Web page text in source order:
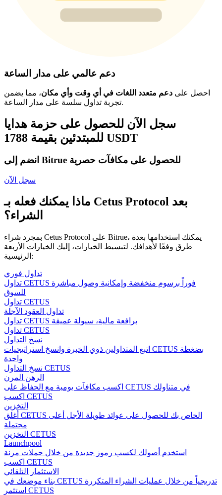
دعم عالمي على مدار الساعة
احصل على دعم متعدد اللغات في أي وقت وأي مكان، مما يضمن
تجربة تداول سلسة على مدار الساعة.
سجل الآن للحصول على حزمة هدايا
للمبتدئين بقيمة 1788 USDT
انضم إلى Bitrue للحصول على مكافآت حصرية
سجل الآن
ماذا يمكنك فعله بـ Cetus Protocol بعد
الشراء؟
بمجرد شراء Cetus Protocol على Bitrue، يمكنك استخدامها بعدة
طرق وفقًا لأهدافك. لتبسيط الخيارات، إليك الخيارات الأربعة
الرئيسية:
تداول فوري
تداول CETUS فوراً برسوم منخفضة وإمكانية وصول مباشرة
للسوق
تداول CETUS
تداول العقود الآجلة
تداول CETUS برافعة مالية، سيولة عميقة
تداول CETUS
نسخ التداول
اتبع المتداولين ذوي الخبرة وانسخ استراتيجيات CETUS بضغطة
واحدة
نسخ التداول CETUS
الرهن المرن
اكسب مكافآت يومية مع الحفاظ على CETUS في متناولك
اكسب CETUS
التخزين
أغلق CETUS الخاص بك للحصول على عوائد طويلة الأجل أعلى
محتملة
التخزين CETUS
Launchpool
استخدم أصولك لكسب رموز جديدة من خلال حملات مرنة
اكسب CETUS
الاستثمار التلقائي
بناء موضعك في CETUS تدريجياً من خلال عمليات الشراء المتكررة
استثمر CETUS